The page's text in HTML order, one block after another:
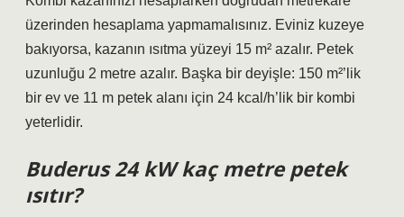
üzerinden hesaplama yapmamalısınız. Eviniz kuzeye
bakıyorsa, kazanın ısıtma yüzeyi 15 m² azalır. Petek
uzunluğu 2 metre azalır. Başka bir deyişle: 150 m²’lik
bir ev ve 11 m petek alanı için 24 kcal/h’lik bir kombi
yeterlidir.
Buderus 24 kW kaç metre petek
ısıtır?